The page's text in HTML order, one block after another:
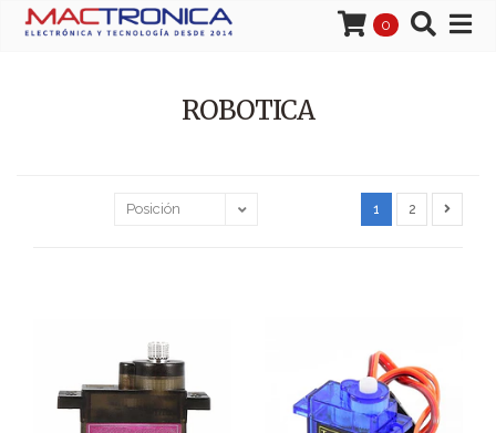
0
ROBOTICA
1 2